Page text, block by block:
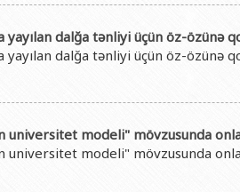
yayılan dalğa tənliyi üçün öz-
yayılan dalğa tənliyi üçün öz-özünə
universitet modeli" mövzusunda
universitet modeli" mövzusunda